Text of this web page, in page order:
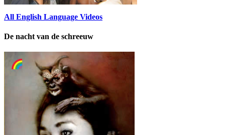
All English Language Videos
De nacht van de schreeuw